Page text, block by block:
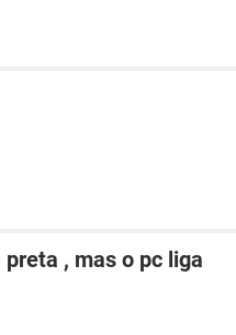
, mas o pc liga